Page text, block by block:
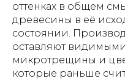
оттенках в общем
древесины в её
состоянии.
оставляют
микротрещины и
которые раньше